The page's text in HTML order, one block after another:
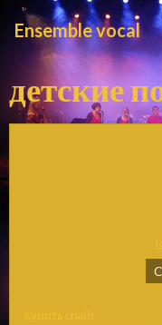
Ensemble vocal
детские
купить спайс